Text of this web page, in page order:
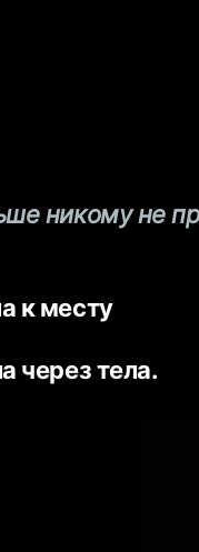
никому не
к месту
через тела.